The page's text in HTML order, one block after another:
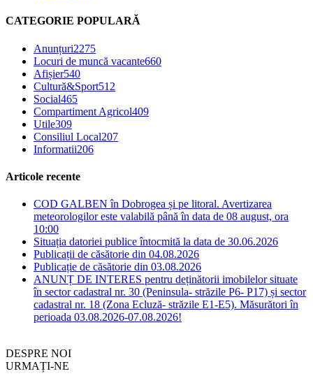
CATEGORIE POPULARĂ
Anunțuri2275
Locuri de muncă vacante660
Afișier540
Cultură&Sport512
Social465
Compartiment Agricol409
Utile309
Consiliul Local207
Informatii206
Articole recente
COD GALBEN în Dobrogea și pe litoral. Avertizarea
meteorologilor este valabilă până în data de 08 august, ora
10:00
Situația datoriei publice întocmită la data de 30.06.2026
Publicații de căsătorie din 04.08.2026
Publicație de căsătorie din 03.08.2026
ANUNȚ DE INTERES pentru deținătorii imobilelor situate
în sector cadastral nr. 30 (Peninsula- străzile P6- P17) și sector
cadastral nr. 18 (Zona Ecluză- străzile E1-E5). Măsurători în
perioada 03.08.2026-07.08.2026!
DESPRE NOI
URMAȚI-NE